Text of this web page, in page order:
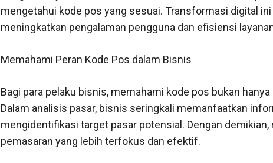
mengetahui kode pos yang sesuai. Transformasi digital
meningkatkan pengalaman pengguna dan efisiensi
Memahami Peran Kode Pos dalam Bisnis
Bagi para pelaku bisnis, memahami kode pos bukan
Dalam analisis pasar, bisnis seringkali memanfaatkan
mengidentifikasi target pasar potensial. Dengan
pemasaran yang lebih terfokus dan efektif.